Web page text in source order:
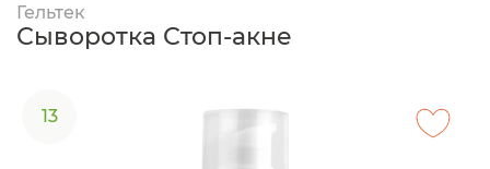
Гельтек
Сыворотка Стоп-акне
13